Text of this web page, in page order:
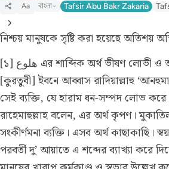
Aa বাংলা Tafsir Abu Bakr Zakaria
নিশ্চয় মানুষকে সৃষ্টি করা হয়েছে অতিশয়
[১] هلوع এর শাব্দিক অর্থ ভীষণ লোভী ও অতি ভীরু ব্যক্তি।
[কুরতুবী] ইবনে আব্বাস রাদিয়াল্লাহু
সেই ব্যক্তি, যে হারাম ধন-সম্পদ লোভ
রাহেমাহুল্লাহ বলেন, এর অর্থ কৃপণ।
সংকীর্ণমনা ব্যক্তি। এসব অর্থ কাছাকাছি।
পরবর্তী দু’ আয়াতে এ শব্দের ব্যাখ্যা করে